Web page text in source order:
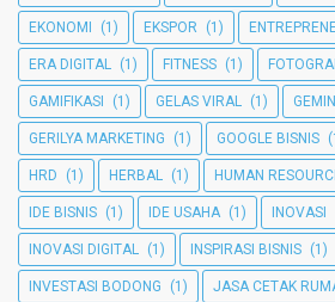
EKONOMI (1) EKSPOR (1)
ERA DIGITAL (1) FITNESS (1)
GAMIFIKASI (1) GELAS VIRAL (1)
GERILYA MARKETING (1) GOOGLE BISNIS
HRD (1) HERBAL (1) HUMAN
IDE BISNIS (1) IDE USAHA (1) INOVASI
INOVASI DIGITAL (1) INSPIRASI BISNIS (1)
INVESTASI BODONG (1) JASA CETAK